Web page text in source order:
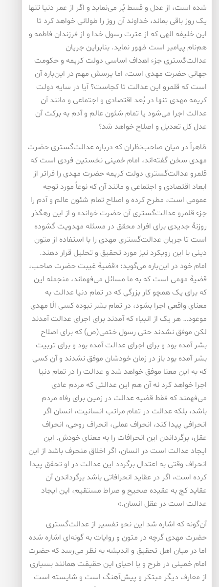
شده است، از عدل و قسط پُر می‌نماید و اگر از عمر دنیا تنها
یک روز باقی بماند، خداوند آن روز را طولانی خواهد کرد تا
این خلیفه الهی که از عترت رسول خدا و از فرزندان فاطمه و
هم‌نام پیامبر است ظهور نماید. بنابراین جریان
عدالت‌گستری جزء اهداف اساسی دولت کریمه و حکومت
جهانی حضرت مهدی است، اما پرسش مهم در این‌باره آن
است که قلمرو این عدالت تا کجاست؟ آیا در سایه دولت
کریمه مهدی تنها در بُعد اقتصادی و اجتماعی و مانند آن
عدالت اجرا می‌شود یا تمام شئون عالم و آدم به برکت آن
عدل کل تعدیل و اصلاح خواهد شد؟
ظاهراً در میان صاحب‌نظران که درباره عدالت‌گستری حضرت
مهدی سخن گفته‌اند، امام خمینی نخستین فردی است که
قلمرو عدالت‌گستری دولت کریمه حضرت مهدی را فراتر از
ابعاد اقتصادی و اجتماعی و مانند آن که نوعاً مورد توجه
عمومی است، مطرح کرده و اصلاح تمام شئون عالم و آدم را
جزء قلمرو عدالت‌گستری آن حضرت خوانده و از این رهگذر
روزنۀ جدیدی برای افراد محقق در مسئله مهدویت گشوده
است تا جریان عدالت‌گستری مهدی را با استفاده از متون
دینی با این رویکرد نیز مورد تحقیق و تحلیل قرار دهند.
امام خود در این‌باره می‌گوید: «قضیۀ غیبت حضرت صاحب،
قضیۀ مهمی است که به ما مسائل می‌فهماند، منجمله این
که برای یک همچو کار بزرگی که در تمام دنیا عدالت به
معنای واقعی اجرا بشود، در تمام بشر نبوده کسی الّا مهدی
موعود… هر یک از انبیاء که آمدند برای اجرای عدالت آمدند
لکن موفق نشدند حتی رسول ختمی(ص) که برای اصلاح
بشر آمده بود و برای اجرای عدالت آمده بود و برای تربیت
بشر آمده بود باز در زمان خودشان موفق نشدند و آن کسی
که به این معنا موفق خواهد شد و عدالت را در تمام دنیا
اجرا خواهد کرد نه آن هم این عدالتی که مردم عادی
می‌فهمند که فقط قضیه عدالت در زمین برای رفاه مردم
باشد، بلکه عدالت در تمام مراتب انسانیت، انسان اگر
انحرافی پیدا کند، انحراف عملی، انحراف روحی، انحراف
عقل، برگرداندن این انحرافات را به معنای خودش. این
ایجاد عدالت است در انسان، اگر اخلاق منحرف باشد از این
انحراف وقتی به اعتدال برگردد این عدالت در او تحقق پیدا
کرده است، اگر در عقاید انحرافاتی باشد برگرداندن آن
عقاید کج به عقیده صحیح و صراط مستقیم، این ایجاد
عدالت است در عقل انسان.»
آن‌گونه که اشاره شد این نحو تفسیر از عدالت‌گستری
حضرت مهدی گرچه در متون و روایات به گونه‌ای اشاره شده
اما در میان اهل تحقیق و اندیشه به نظر می‌رسد که حضرت
امام خمینی در طرح و یا احیای این حقیقت همانند بسیاری
از معارف دیگر مبتکر و پیش‌آهنگ است و شایسته است